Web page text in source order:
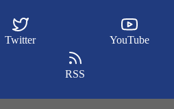
Twitter YouTube
RSS